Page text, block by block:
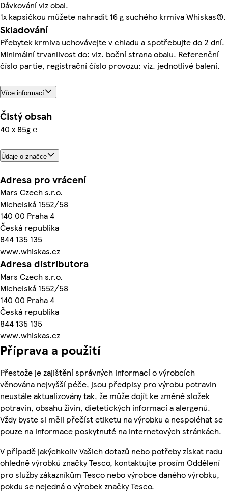
Dávkování viz obal.
1x kapsičkou můžete nahradit 16 g suchého krmiva Whiskas®.
Skladování
Přebytek krmiva uchovávejte v chladu a spotřebujte do 2 dní.
Minimální trvanlivost do: viz. boční strana obalu. Referenční
číslo partie, registrační číslo provozu: viz. jednotlivé balení.
Více informací
Čistý obsah
40 x 85g ℮
Údaje o značce
Adresa pro vrácení
Mars Czech s.r.o.
Michelská 1552/58
140 00 Praha 4
Česká republika
844 135 135
www.whiskas.cz
Adresa distributora
Mars Czech s.r.o.
Michelská 1552/58
140 00 Praha 4
Česká republika
844 135 135
www.whiskas.cz
Příprava a použití
Přestože je zajištění správných informací o výrobcích
věnována nejvyšší péče, jsou předpisy pro výrobu potravin
neustále aktualizovány tak, že může dojít ke změně složek
potravin, obsahu živin, dietetických informací a alergenů.
Vždy byste si měli přečíst etiketu na výrobku a nespoléhat se
pouze na informace poskytnuté na internetových stránkách.
V případě jakýchkoliv Vašich dotazů nebo potřeby získat radu
ohledně výrobků značky Tesco, kontaktujte prosím Oddělení
pro služby zákazníkům Tesco nebo výrobce daného výrobku,
pokdu se nejedná o výrobek značky Tesco.